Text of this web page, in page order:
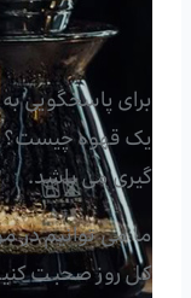
برای پاسخگویی
یک قهوه چیست؟
گیری می باشد.
ما می توانیم در
کل روز صحبت